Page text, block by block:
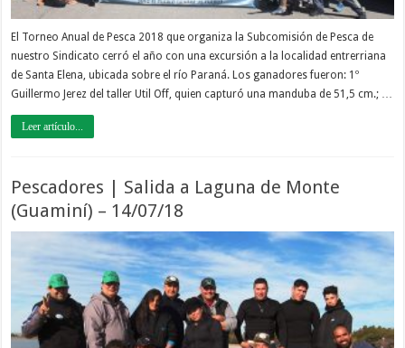
El Torneo Anual de Pesca 2018 que organiza la Subcomisión de Pesca de
nuestro Sindicato cerró el año con una excursión a la localidad entrerriana
de Santa Elena, ubicada sobre el río Paraná. Los ganadores fueron: 1º
Guillermo Jerez del taller Util Off, quien capturó una manduba de 51,5 cm.; …
Leer artículo...
Pescadores | Salida a Laguna de Monte
(Guaminí) – 14/07/18